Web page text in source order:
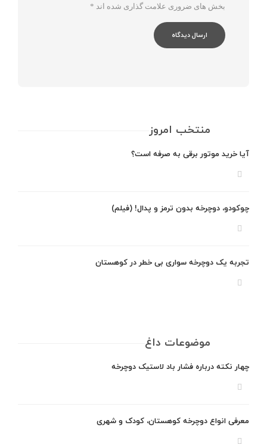
بخش های ضروری علامت گذاری شده اند *
منتخب امروز
آیا خرید موتور برقی به صرفه است؟
چوکودو، دوچرخه بدون ترمز و پدال! (فیلم)
تجربه یک دوچرخه سواری بی خطر در کوهستان
موضوعات داغ
چهار نکته درباره فشار باد لاستیک دوچرخه
معرفی انواع دوچرخه کوهستان، کودک و شهری